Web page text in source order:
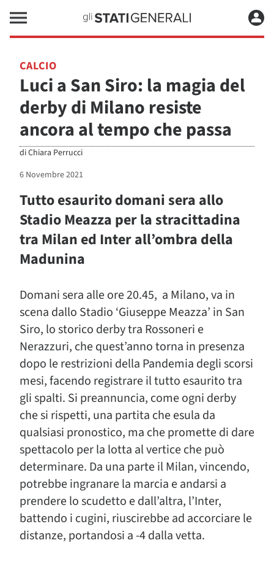
CALCIO
Luci a San Siro: la magia del
derby di Milano resiste
ancora al tempo che passa
diChiara Perrucci
6 Novembre 2021
Tutto esaurito domani sera allo
Stadio Meazza per la stracittadina
tra Milan ed Inter all’ombra della
Madunina
Domani sera alle ore 20.45, a Milano, va in
scena dallo Stadio ‘Giuseppe Meazza’ in San
Siro, lo storico derby tra Rossoneri e
Nerazzuri, che quest’anno torna in presenza
dopo le restrizioni della Pandemia degli scorsi
mesi, facendo registrare il tutto esaurito tra
gli spalti. Si preannuncia, come ogni derby
che si rispetti, una partita che esula da
qualsiasi pronostico, ma che promette di dare
spettacolo per la lotta al vertice che può
determinare. Da una parte il Milan, vincendo,
potrebbe ingranare la marcia e andarsi a
prendere lo scudetto e dall’altra, l’Inter,
battendo i cugini, riuscirebbe ad accorciare le
distanze, portandosi a -4 dalla vetta.